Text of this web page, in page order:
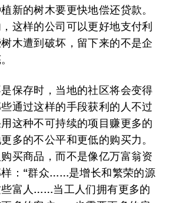
新的树木要更快地偿还贷款。
这样的公司可以更好地支付利
木遭到破坏，留下来的不是企
保存时，当地的社区将会变得
通过这样的手段获利的人不过
这种不可持续的项目赚更多的
多的不公平和更低的购买力。
买商品，而不是像亿万富翁资
：“群众……是增长和繁荣的源
富人……当工人们拥有更多的